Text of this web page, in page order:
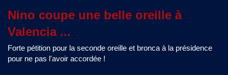
Nino coupe une belle oreille à
Valencia ...
Forte pétition pour la seconde oreille et bronca à la présidence
pour ne pas l'avoir accordée !